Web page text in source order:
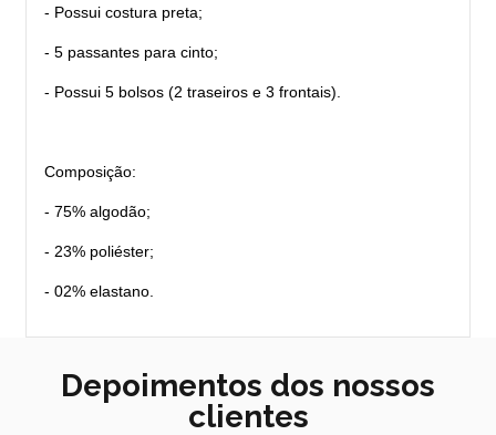
- Possui costura preta;
- 5 passantes para cinto;
- Possui 5 bolsos (2 traseiros e 3 frontais).
Composição:
- 75% algodão;
- 23% poliéster;
- 02% elastano.
Depoimentos dos nossos
clientes